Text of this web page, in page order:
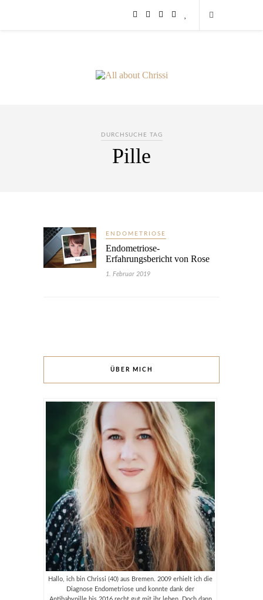
DURCHSUCHE TAG
Pille
ENDOMETRIOSE
Endometriose-
Erfahrungsbericht von Rose
1. Februar 2019
ÜBER MICH
Hallo, ich bin Chrissi (40) aus Bremen. 2009 erhielt ich die
Diagnose Endometriose und konnte dank der